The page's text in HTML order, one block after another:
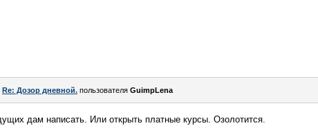
Re: Дозор дневной. пользователя GuimpLеna
дам написать. Или открыть платные курсы. Озолотится.